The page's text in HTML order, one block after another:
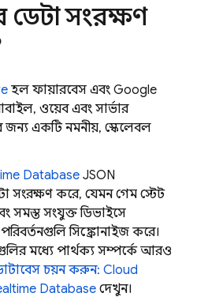
সংরক্ষণ
হল ফায়ারবেস এবং Google
ওয়েব এবং সার্ভার
জন্য একটি নমনীয়, স্কেলেবল
Database JSON
সংরক্ষণ করে, যেমন গেম স্টেট
সমস্ত সংযুক্ত ডিভাইসে
সিঙ্ক্রোনাইজ করে।
মধ্যে পার্থক্য সম্পর্কে আরও
চয়ন করুন: Cloud
Databaseদেখুন।